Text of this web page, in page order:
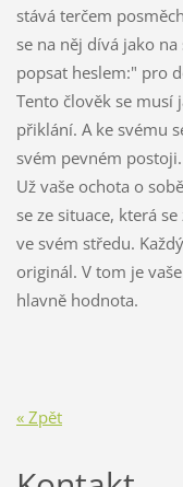
stává terčem
se na něj dívá jako
popsat heslem:" pro
Tento člověk se musí
přiklání. A ke svému
svém pevném postoji.
Už vaše ochota o
se ze situace, která
ve svém středu.
originál. V tom je
hlavně hodnota.
« Zpět